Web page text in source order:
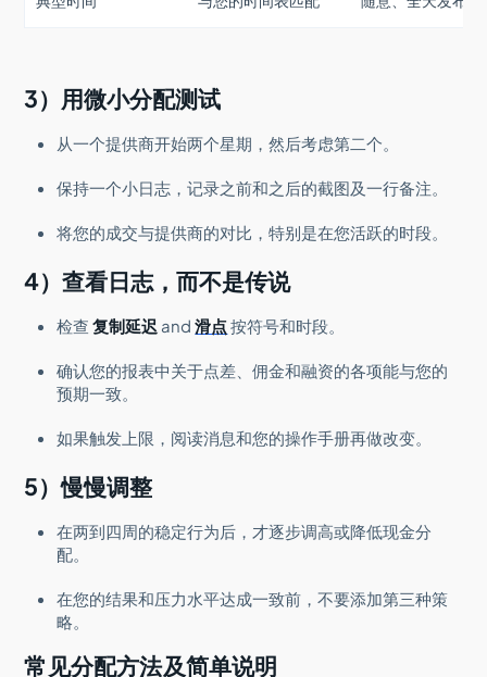
3）用微小分配测试
从一个提供商开始两个星期，然后考虑第二个。
保持一个小日志，记录之前和之后的截图及一行备注。
将您的成交与提供商的对比，特别是在您活跃的时段。
4）查看日志，而不是传说
检查复制延迟 and滑点按符号和时段。
确认您的报表中关于点差、佣金和融资的各项能与您的
预期一致。
如果触发上限，阅读消息和您的操作手册再做改变。
5）慢慢调整
在两到四周的稳定行为后，才逐步调高或降低现金分
配。
在您的结果和压力水平达成一致前，不要添加第三种策
略。
常见分配方法及简单说明